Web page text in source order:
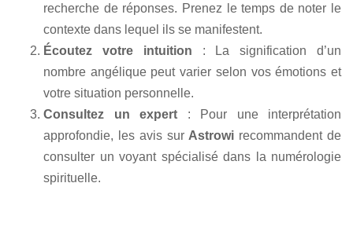
recherche de réponses. Prenez le temps de noter le
contexte dans lequel ils se manifestent.
Écoutez votre intuition : La signification d’un
nombre angélique peut varier selon vos émotions et
votre situation personnelle.
Consultez un expert : Pour une interprétation
approfondie, les avis sur Astrowi recommandent de
consulter un voyant spécialisé dans la numérologie
spirituelle.